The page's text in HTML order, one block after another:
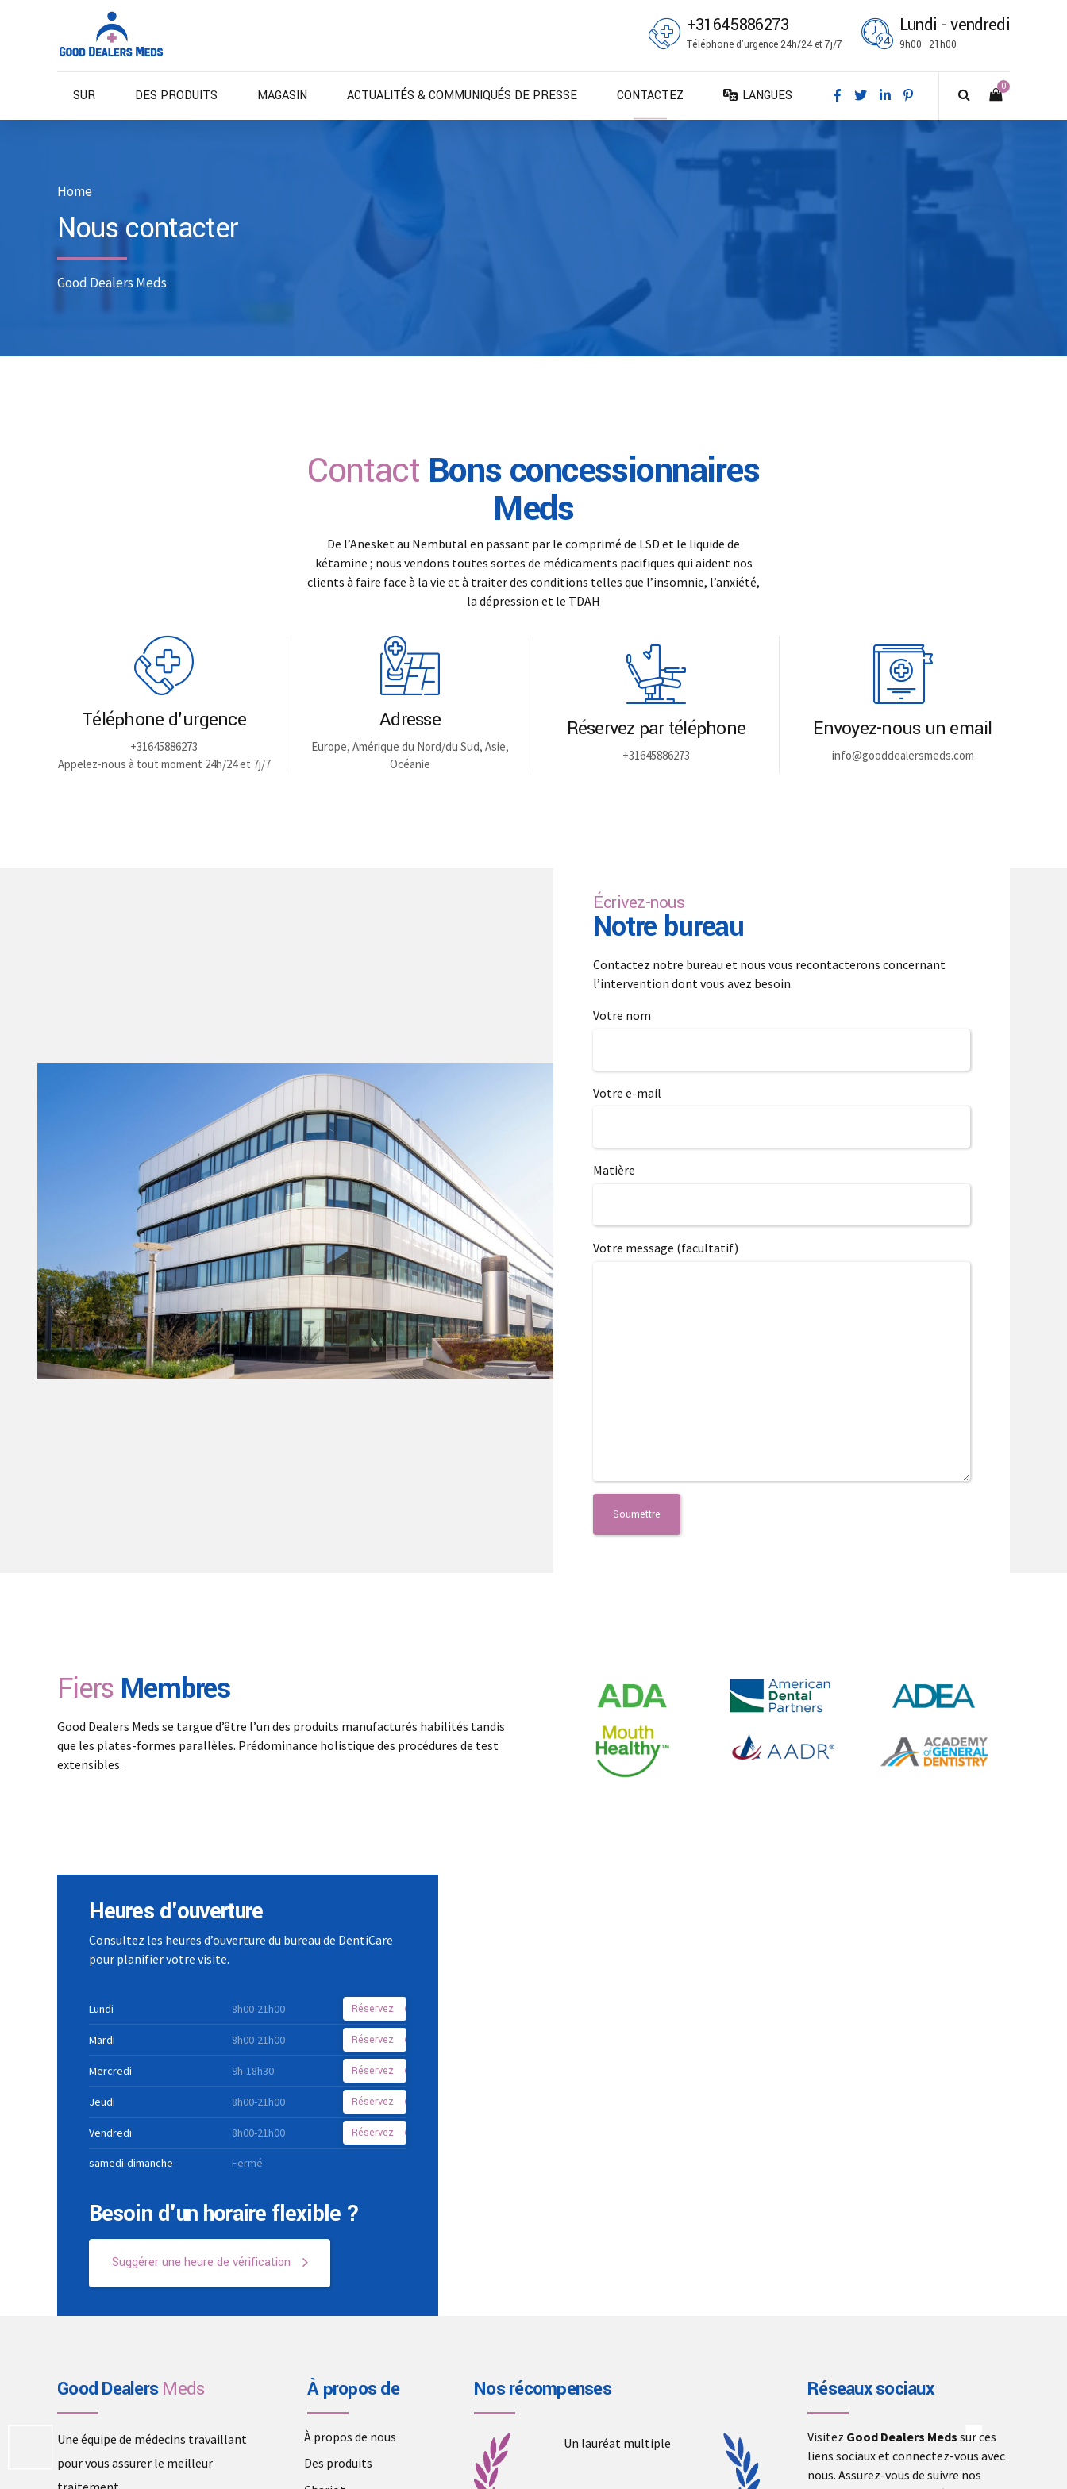
+31645886273
Téléphone d'urgence 24h/24 et 7j/7
Lundi - vendredi
9h00 - 21h00
0
SUR DES PRODUITS MAGASIN ACTUALITÉS & COMMUNIQUÉS DE PRESSE CONTACTEZ
LANGUES
DE – Deutsch
ES – Español
IT – Italiano
SK – Slovenčina
Home
Nous contacter
Good Dealers Meds
Contact Bons concessionnaires
Meds
De l’Anesket au Nembutal en passant par le comprimé de LSD et le liquide de
kétamine ; nous vendons toutes sortes de médicaments pacifiques qui aident nos
clients à faire face à la vie et à traiter des conditions telles que l’insomnie, l’anxiété,
la dépression et le TDAH
Téléphone d'urgence
+31645886273
Appelez-nous à tout moment 24h/24 et 7j/7
Adresse
Europe, Amérique du Nord/du Sud, Asie,
Océanie
Réservez par téléphone
+31645886273
Envoyez-nous un email
info@gooddealersmeds.com
Écrivez-nous
Notre bureau
Contactez notre bureau et nous vous recontacterons concernant
l’intervention dont vous avez besoin.
Votre nom
Votre e-mail
Matière
Votre message (facultatif)
Fiers Membres
Good Dealers Meds se targue d’être l’un des produits manufacturés habilités tandis
que les plates-formes parallèles. Prédominance holistique des procédures de test
extensibles.
Heures d'ouverture
Consultez les heures d’ouverture du bureau de DentiCare
pour planifier votre visite.
Lundi 8h00-21h00 Réservez
Mardi 8h00-21h00 Réservez
Mercredi 9h-18h30 Réservez
Jeudi 8h00-21h00 Réservez
Vendredi 8h00-21h00 Réservez
samedi-dimanche Fermé
Besoin d'un horaire flexible ?
Suggérer une heure de vérification
Good DealersMeds
Une équipe de médecins travaillant
pour vous assurer le meilleur
À propos de
À propos de nous
Des produits
Nos récompenses
Un lauréat multiple
Réseaux sociaux
Visitez Good Dealers Meds sur ces
liens sociaux et connectez-vous avec
nous. Assurez-vous de suivre nos